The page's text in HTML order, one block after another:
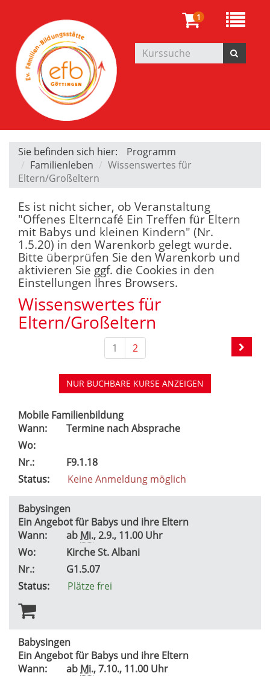
1
Sie befinden sich hier:
Programm
Familienleben
Wissenswertes für
Eltern/Großeltern
Es ist nicht sicher, ob Veranstaltung
"Offenes Elterncafé Ein Treffen für Eltern
mit Babys und kleinen Kindern" (Nr.
1.5.20) in den Warenkorb gelegt wurde.
Bitte überprüfen Sie den Warenkorb und
aktivieren Sie ggf. die Cookies in den
Einstellungen Ihres Browsers.
Wissenswertes für
Eltern/Großeltern
1 2
NUR BUCHBARE KURSE ANZEIGEN
Mobile Familienbildung
Wann:
Termine nach Absprache
Wo:
Nr.:
F9.1.18
Status:
Keine Anmeldung möglich
Babysingen
Ein Angebot für Babys und ihre Eltern
Wann:
ab Mi., 2.9., 11.00 Uhr
Wo:
Kirche St. Albani
Nr.:
G1.5.07
Status:
Plätze frei
Babysingen
Ein Angebot für Babys und ihre Eltern
Wann:
ab Mi., 7.10., 11.00 Uhr